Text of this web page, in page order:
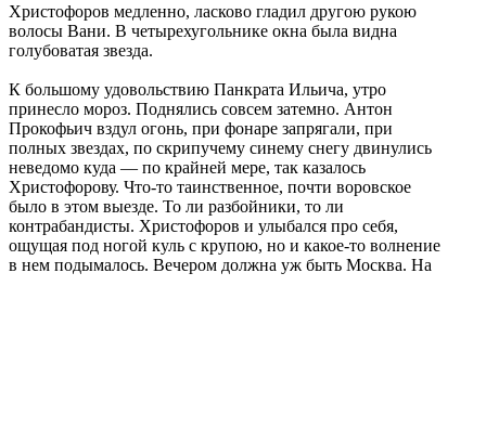
Христофоров медленно, ласково гладил другою рукою
волосы Вани. В четырехугольнике окна была видна
голубоватая звезда.
К большому удовольствию Панкрата Ильича, утро
принесло мороз. Поднялись совсем затемно. Антон
Прокофьич вздул огонь, при фонаре запрягали, при
полных звездах, по скрипучему синему снегу двинулись
неведомо куда — по крайней мере, так казалось
Христофорову. Что-то таинственное, почти воровское
было в этом выезде. То ли разбойники, то ли
контрабандисты. Христофоров и улыбался про себя,
ощущая под ногой куль с крупою, но и какое-то волнение
в нем подымалось. Вечером должна уж быть Москва. На